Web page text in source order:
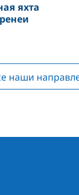
яхта
наши